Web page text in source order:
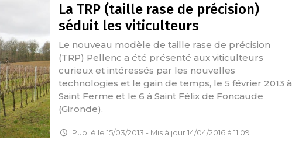
La TRP (taille rase de précision)
séduit les viticulteurs
Le nouveau modèle de taille rase de précision
(TRP) Pellenc a été présenté aux viticulteurs
curieux et intéressés par les nouvelles
technologies et le gain de temps, le 5 février 2013 à
Saint Ferme et le 6 à Saint Félix de Foncaude
(Gironde).
Publié le 15/03/2013 - Mis à jour 14/04/2016 à 11:09